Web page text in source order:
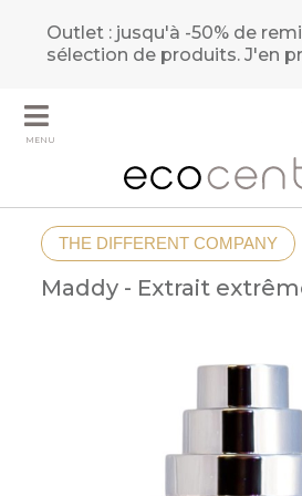
Outlet : jusqu'à -50% de
sélection de produits.J'en
MENU
THE DIFFERENT COMPANY
Maddy - Extrait